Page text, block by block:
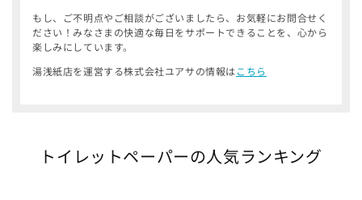
もし、ご不明点やご相談がございましたら、お気軽にお問合せく
ださい！みなさまの快適な毎日をサポートできることを、心から
楽しみにしています。
湯浅紙店を運営する株式会社ユアサの情報はこちら
トイレットペーパーの人気ランキング